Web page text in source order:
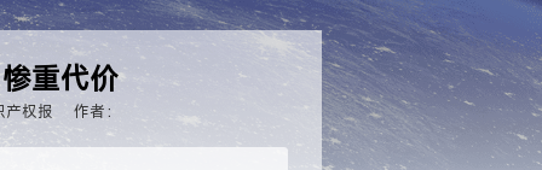
重代价
产权报 作者：